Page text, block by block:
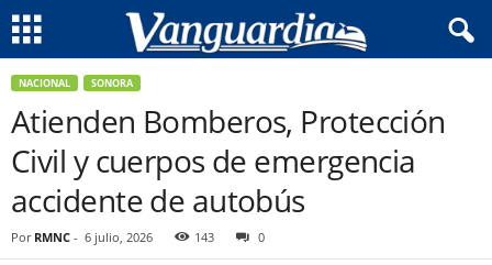
NACIONAL SONORA
Atienden Bomberos, Protección
Civil y cuerpos de emergencia
accidente de autobús
Por RMNC - 6 julio, 2026 143 0